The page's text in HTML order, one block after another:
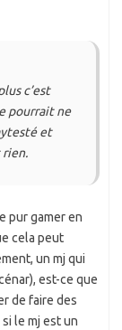
c’est
pourrait ne
et
rien.
pur gamer en
cela peut
un mj qui
est-ce que
de faire des
le mj est un